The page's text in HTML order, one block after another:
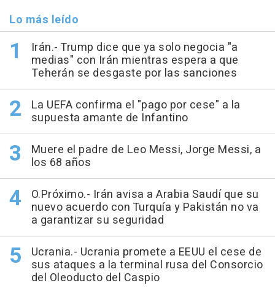
Lo más leído
Irán.- Trump dice que ya solo negocia "a
medias" con Irán mientras espera a que
Teherán se desgaste por las sanciones
La UEFA confirma el "pago por cese" a la
supuesta amante de Infantino
Muere el padre de Leo Messi, Jorge Messi, a
los 68 años
O.Próximo.- Irán avisa a Arabia Saudí que su
nuevo acuerdo con Turquía y Pakistán no va
a garantizar su seguridad
Ucrania.- Ucrania promete a EEUU el cese de
sus ataques a la terminal rusa del Consorcio
del Oleoducto del Caspio